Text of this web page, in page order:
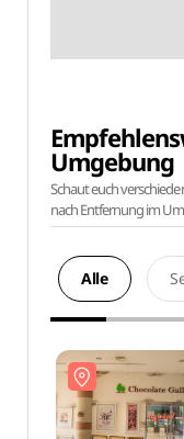
Umgebung
Schaut euch
nach Entfernung im
Alle